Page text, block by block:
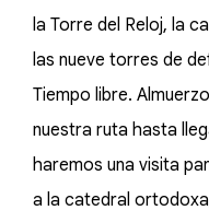
la Torre del Reloj, la
las nueve torres de
Tiempo libre.
nuestra ruta hasta
haremos una visita
a la catedral